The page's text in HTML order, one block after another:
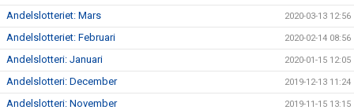
Andelslotteriet: Mars 2020-03-13 12:56
Andelslotteriet: Februari 2020-02-14 08:56
Andelslotteri: Januari 2020-01-15 12:05
Andelslotteri: December 2019-12-13 11:24
Andelslotteri: November 2019-11-15 13:15